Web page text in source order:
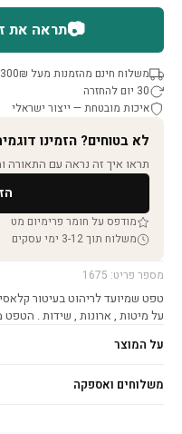
📷תראה את
משלוח חינם מהזמנות מעל 300₪
30 יום להחזרה
איכות מובטחת — ייצור ישראלי
לא בטוחים? הזמינו
תראו איך זה נראה עם התאורה
מודפס על חומר פרימיום מט
משלוח תוך 3-12 ימי עסקים
מספר פריט: 1675
טפט שמיועד לריהוט בעיטור
על מיטות , ארונות , שידות . הטפט
על המוצר
משלוחים ואספקה